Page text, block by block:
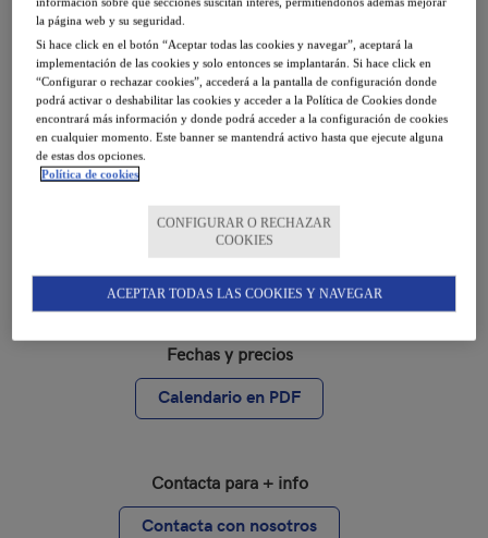
que ofrecemos en la organización y gestión de los
exámenes.
¿Quieres ser nuevo centro preparador con ES020? Rellena
esteformularioy nos pondremos en contacto contigo.
Tanto si eres alumno o centro preparador.
Fechas y precios
Calendario en PDF
Contacta para + info
Contacta con nosotros
la página web y su seguridad.
Si hace click en el botón “Aceptar todas las cookies y navegar”, aceptará la
implementación de las cookies y solo entonces se implantarán. Si hace click en
“Configurar o rechazar cookies”, accederá a la pantalla de configuración donde
podrá activar o deshabilitar las cookies y acceder a la Política de Cookies donde
encontrará más información y donde podrá acceder a la configuración de cookies
en cualquier momento. Este banner se mantendrá activo hasta que ejecute alguna
de estas dos opciones.
Política de cookies
CONFIGURAR O RECHAZAR
COOKIES
ACEPTAR TODAS LAS COOKIES Y NAVEGAR